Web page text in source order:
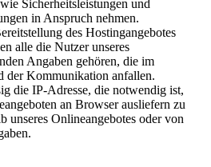
Sicherheitsleistungen und
in Anspruch nehmen.
des Hostingangebotes
alle die Nutzer unseres
Angaben gehören, die im
der Kommunikation anfallen.
die IP-Adresse, die notwendig ist,
an Browser ausliefern zu
unseres Onlineangebotes oder von